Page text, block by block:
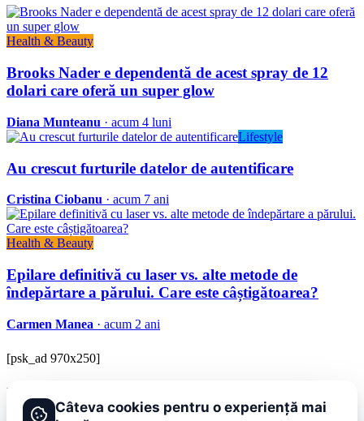
Health & Beauty
Brooks Nader e dependentă de acest spray de 12
dolari care oferă un super glow
Diana Munteanu · acum 4 luni
Lifestyle
Au crescut furturile datelor de autentificare
Cristina Ciobanu · acum 7 ani
Health & Beauty
Epilare definitivă cu laser vs. alte metode de
îndepărtare a părului. Care este câștigătoarea?
Carmen Manea · acum 2 ani
[psk_ad 970x250]
BRAVOnet
Showbiz, vedete si tot ce misca in lumea mondena
Câteva cookies pentru o experiență mai